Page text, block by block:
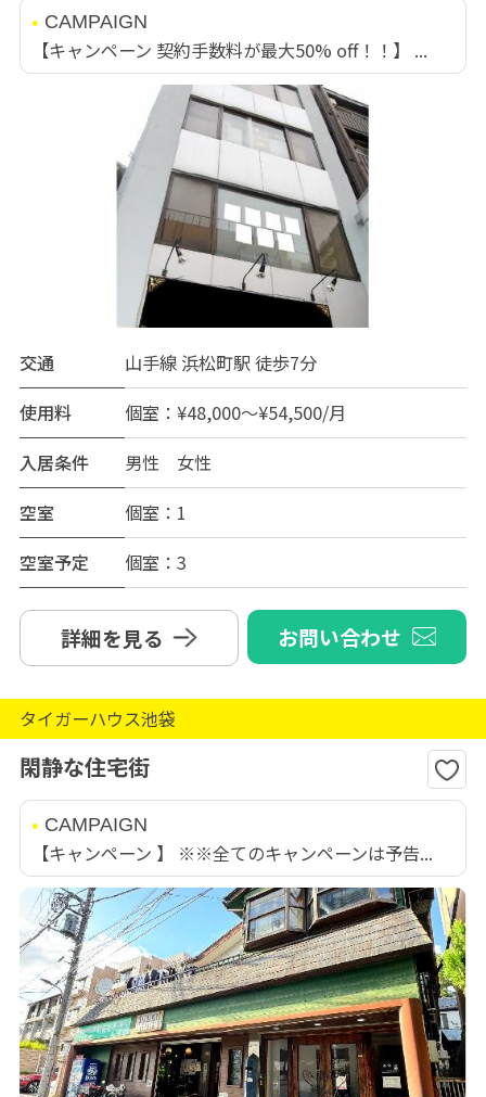
CAMPAIGN
【キャンペーン 契約手数料が最大50% off！！】 ...
交通
山手線 浜松町駅 徒歩7分
使用料
個室：¥48,000～¥54,500/月
入居条件
男性 女性
空室
個室：1
空室予定
個室：3
詳細を見る お問い合わせ
タイガーハウス池袋
閑静な住宅街
CAMPAIGN
【キャンペーン 】 ※※全てのキャンペーンは予告...